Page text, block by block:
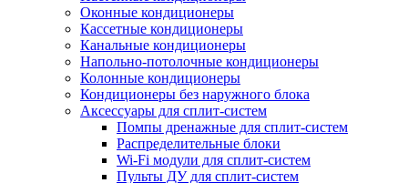
Оконные кондиционеры
Кассетные кондиционеры
Канальные кондиционеры
Напольно-потолочные кондиционеры
Колонные кондиционеры
Кондиционеры без наружного блока
Аксессуары для сплит-систем
Помпы дренажные для сплит-систем
Распределительные блоки
Wi-Fi модули для сплит-систем
Пульты ДУ для сплит-систем